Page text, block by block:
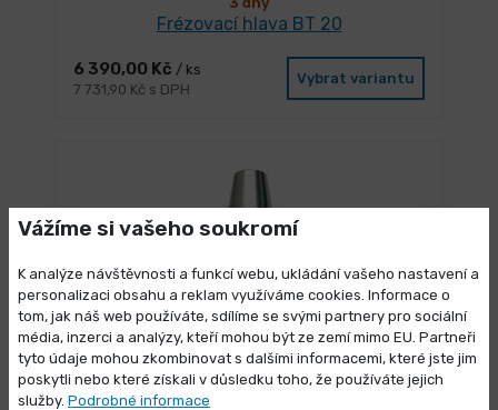
Frézovací hlava BT 20
6 390,00 Kč / ks
7 731,90 Kč s DPH
Vybrat variantu
Vážíme si vašeho soukromí
K analýze návštěvnosti a funkcí webu, ukládání vašeho nastavení a
personalizaci obsahu a reklam využíváme cookies. Informace o
tom, jak náš web používáte, sdílíme se svými partnery pro sociální
média, inzerci a analýzy, kteří mohou být ze zemí mimo EU. Partneři
tyto údaje mohou zkombinovat s dalšími informacemi, které jste jim
poskytli nebo které získali v důsledku toho, že používáte jejich
služby. Podrobné informace
Výprodej skladových zásob
Vybrané produkty nyní pořídíte za